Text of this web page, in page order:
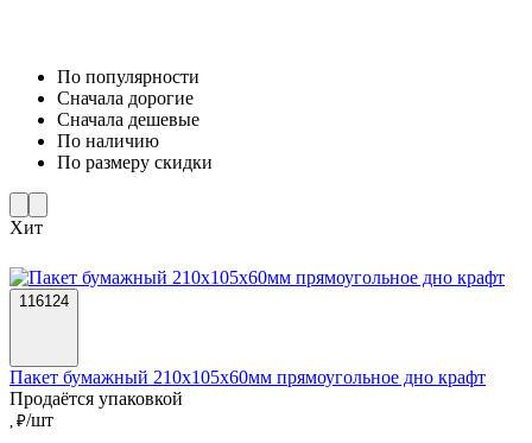
По популярности
Cначала дорогие
Cначала дешевые
По наличию
По размеру скидки
Хит
116124
Пакет бумажный 210х105х60мм прямоугольное дно крафт
Продаётся упаковкой
, ₽/шт